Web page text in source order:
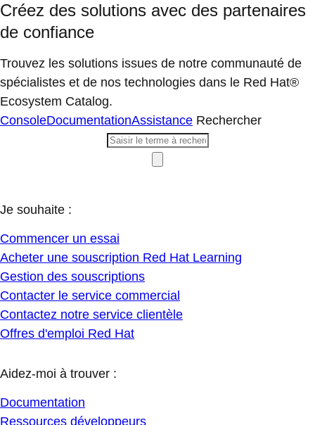
Créez des solutions avec des partenaires
de confiance
Trouvez les solutions issues de notre communauté de
spécialistes et de nos technologies dans le Red Hat®
Ecosystem Catalog.
ConsoleDocumentationAssistance Rechercher
Je souhaite :
Commencer un essai
Acheter une souscription Red Hat Learning
Gestion des souscriptions
Contacter le service commercial
Contactez notre service clientèle
Offres d'emploi Red Hat
Aidez-moi à trouver :
Documentation
Ressources développeurs